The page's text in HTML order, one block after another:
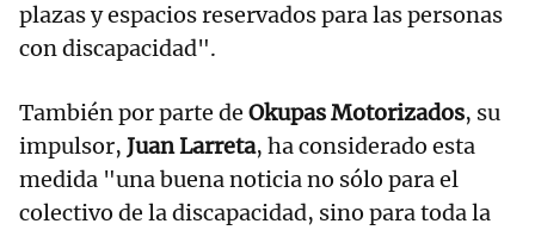
plazas y espacios reservados para las personas
con discapacidad".
También por parte de Okupas Motorizados, su
impulsor, Juan Larreta, ha considerado esta
medida "una buena noticia no sólo para el
colectivo de la discapacidad, sino para toda la